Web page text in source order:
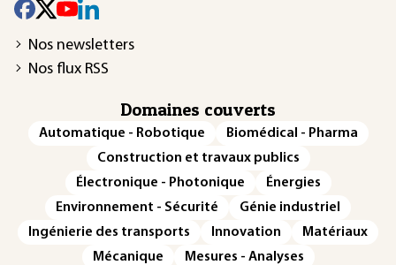
Nos newsletters
Nos flux RSS
Domaines couverts
Automatique - Robotique
Biomédical - Pharma
Construction et travaux publics
Électronique - Photonique
Énergies
Environnement - Sécurité
Génie industriel
Ingénierie des transports
Innovation
Matériaux
Mécanique
Mesures - Analyses